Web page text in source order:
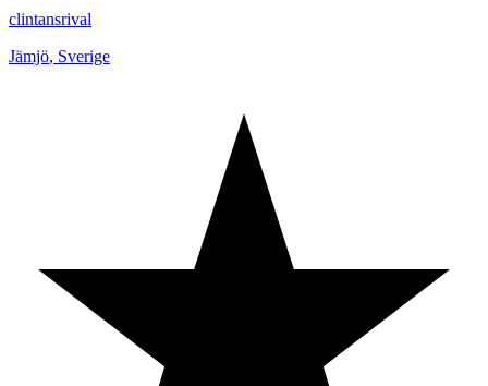
clintansrival
Jämjö, Sverige